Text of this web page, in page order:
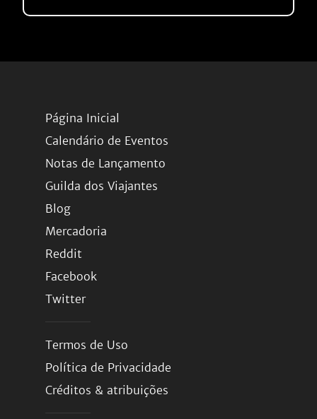
Página Inicial
Calendário de Eventos
Notas de Lançamento
Guilda dos Viajantes
Blog
Mercadoria
Reddit
Facebook
Twitter
Termos de Uso
Política de Privacidade
Créditos & atribuições